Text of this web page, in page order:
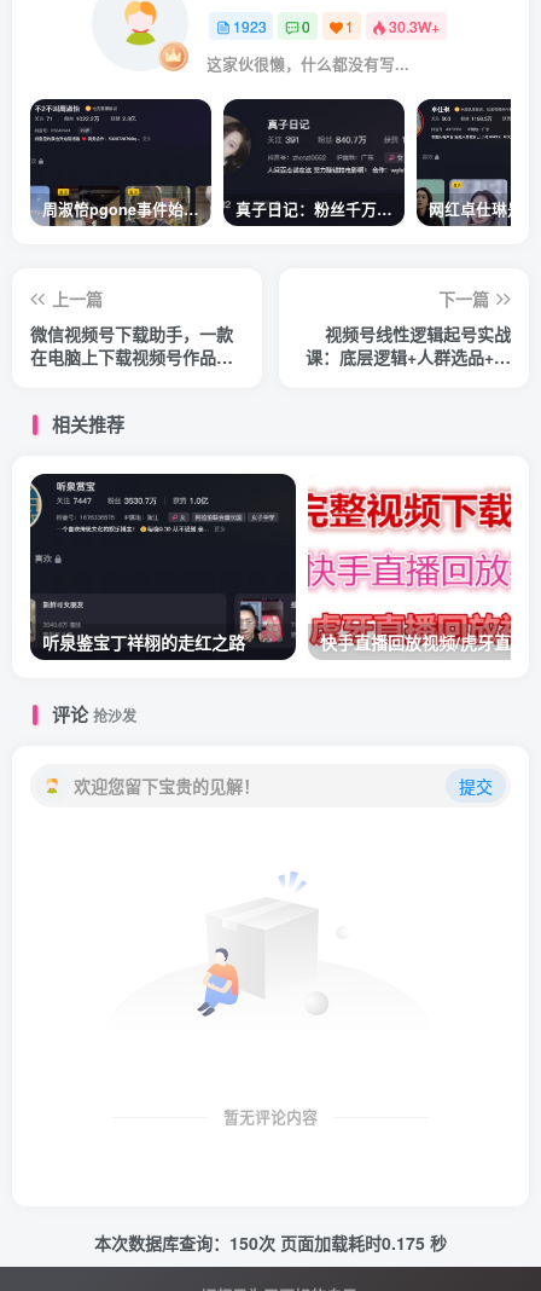
1923 0 1 30.3W+
这家伙很懒，什么都没有写...
周淑怡pgone事件始末，周淑怡现状 真子日记：粉丝千万的真子日记是最懂反转的网红吗？
上一篇
微信视频号下载助手，一款
在电脑上下载视频号作品的
下一篇
视频号线性逻辑起号实战
课：底层逻辑+人群选品+平
相关推荐
听泉鉴宝丁祥栩的走红之路
评论抢沙发
欢迎您留下宝贵的见解！ 提交
暂无评论内容
本次数据库查询：150次 页面加载耗时0.175 秒